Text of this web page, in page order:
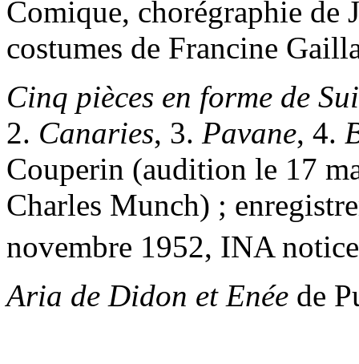
Comique, chorégraphie de
costumes de Francine
Cinq pièces en forme de
2. Canaries, 3. Pavane, 4.
Couperin (audition le 17
Charles Munch) ;
novembre 1952, INA
Aria de Didon et Enée de